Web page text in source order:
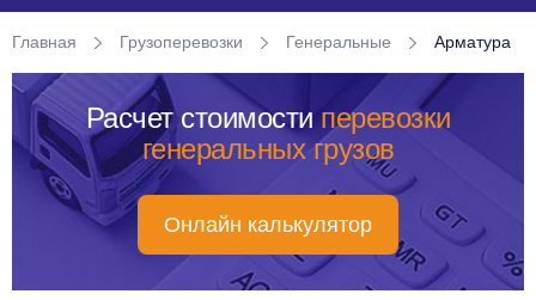
Главная Грузоперевозки Генеральные Арматура
Расчет стоимости перевозки
генеральных грузов
Онлайн калькулятор